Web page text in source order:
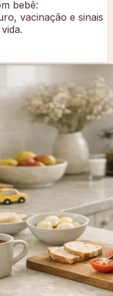
bebê:
vacinação e sinais